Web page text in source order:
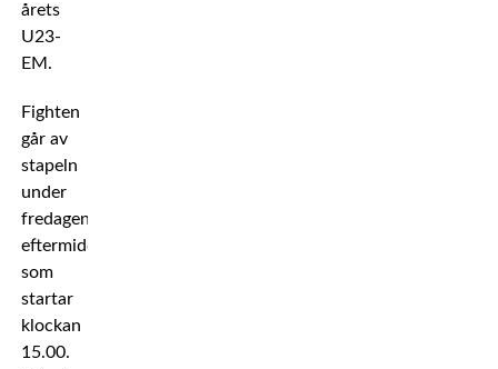
årets
U23-
EM.
Fighten
går av
stapeln
under
fredagens
eftermiddagspass
som
startar
klockan
15.00.